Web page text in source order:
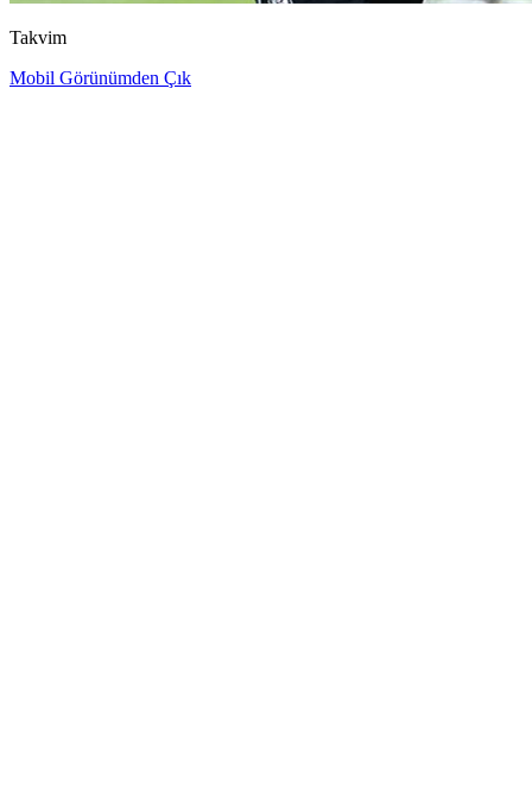
Takvim
Mobil Görünümden Çık